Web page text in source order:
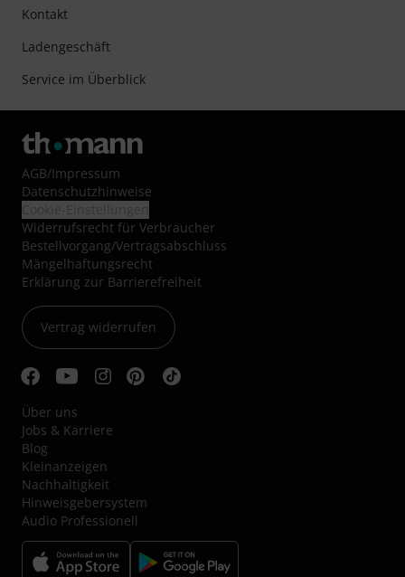
Kontakt
Ladengeschäft
Service im Überblick
AGB/Impressum
Datenschutzhinweise
Widerrufsrecht für Verbraucher
Bestellvorgang/Vertragsabschluss
Mängelhaftungsrecht
Erklärung zur Barrierefreiheit
Vertrag widerrufen
Über uns
Jobs & Karriere
Blog
Kleinanzeigen
Nachhaltigkeit
Hinweisgebersystem
Audio Professionell